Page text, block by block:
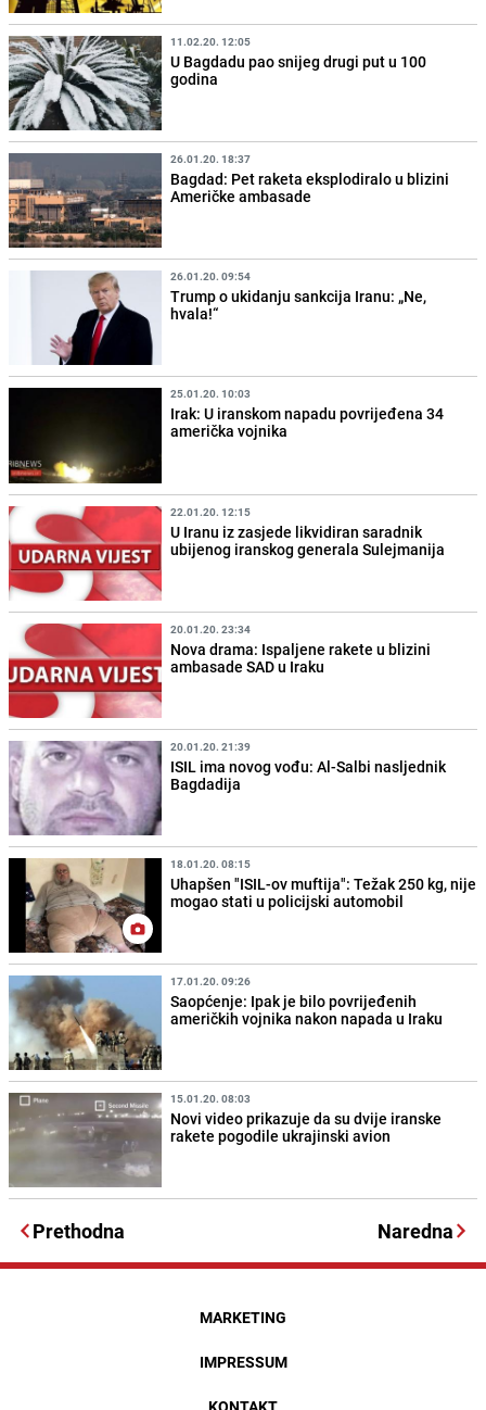
11.02.20. 12:05
U Bagdadu pao snijeg drugi put u 100
godina
26.01.20. 18:37
Bagdad: Pet raketa eksplodiralo u blizini
Američke ambasade
26.01.20. 09:54
Trump o ukidanju sankcija Iranu: „Ne,
hvala!“
25.01.20. 10:03
Irak: U iranskom napadu povrijeđena 34
američka vojnika
22.01.20. 12:15
U Iranu iz zasjede likvidiran saradnik
ubijenog iranskog generala Sulejmanija
20.01.20. 23:34
Nova drama: Ispaljene rakete u blizini
ambasade SAD u Iraku
20.01.20. 21:39
ISIL ima novog vođu: Al-Salbi nasljednik
Bagdadija
18.01.20. 08:15
Uhapšen "ISIL-ov muftija": Težak 250 kg, nije
mogao stati u policijski automobil
17.01.20. 09:26
Saopćenje: Ipak je bilo povrijeđenih
američkih vojnika nakon napada u Iraku
15.01.20. 08:03
Novi video prikazuje da su dvije iranske
rakete pogodile ukrajinski avion
Prethodna Naredna
MARKETING
IMPRESSUM